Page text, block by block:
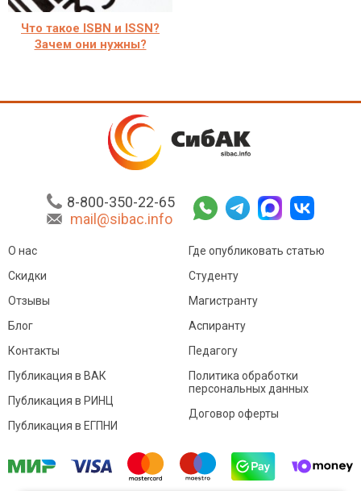
Что такое ISBN и ISSN?
Зачем они нужны?
8-800-350-22-65
mail@sibac.info
О нас
Скидки
Отзывы
Блог
Контакты
Где опубликовать статью
Студенту
Магистранту
Аспиранту
Педагогу
Публикация в ВАК
Публикация в РИНЦ
Публикация в ЕГПНИ
Политика обработки
персональных данных
Договор оферты